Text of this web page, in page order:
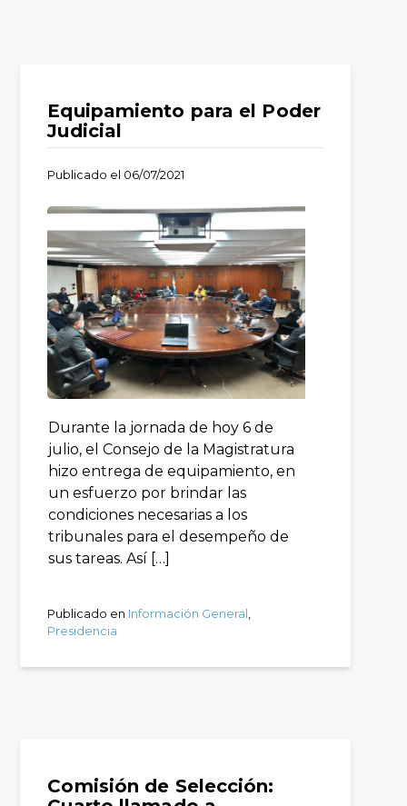
Equipamiento para el Poder
Judicial
Publicado el 06/07/2021
Durante la jornada de hoy 6 de
julio, el Consejo de la Magistratura
hizo entrega de equipamiento, en
un esfuerzo por brindar las
condiciones necesarias a los
tribunales para el desempeño de
sus tareas. Así […]
Publicado en Información General ,
Presidencia
Comisión de Selección: